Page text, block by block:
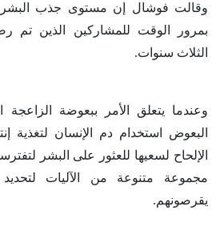
وقالت فوشال إن مستوى جذب البشر
بمرور الوقت للمشاركين الذين تم
الثلاث سنوات.
وعندما يتعلق الأمر ببعوضة
البعوض استخدام دم الإنسان لتغذية
الإلحاح لسعيها للعثور على البشر
مجموعة متنوعة من الآليات لتحديد
يقرصونهم.